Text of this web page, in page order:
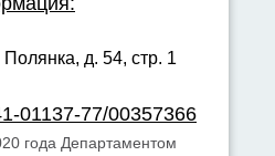
д. 54, стр. 1
01137-77/00357366
года Департаментом